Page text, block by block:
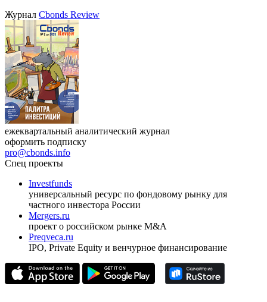
Журнал Cbonds Review
ежеквартальный аналитический журнал
оформить подписку
pro@cbonds.info
Спец проекты
Investfunds
универсальный ресурс по фондовому рынку для
частного инвестора России
Mergers.ru
проект о российском рынке M&A
Preqveca.ru
IPO, Private Equity и венчурное финансирование